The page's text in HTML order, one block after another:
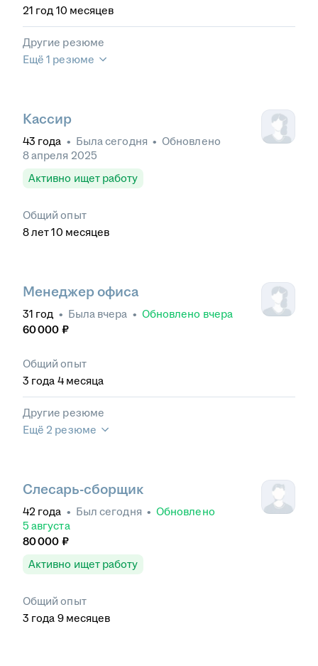
21 год 10 месяцев
Другие резюме
Ещё 1 резюме
Кассир
43 года • Быласегодня • Обновлено
8 апреля 2025
Активно ищет работу
Общий опыт
8лет 10 месяцев
Менеджер офиса
31 год • Была вчера • Обновлено вчера
60 000 ₽
Общий опыт
3 года 4 месяца
Другие резюме
Ещё 2 резюме
Слесарь-сборщик
42 года • Был сегодня • Обновлено
5 августа
80 000 ₽
Активно ищет работу
Общий опыт
3 года 9 месяцев